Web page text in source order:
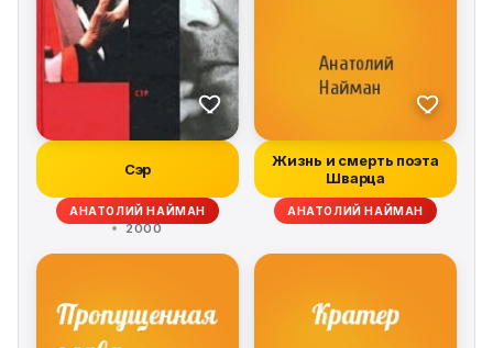
Сэр
АНАТОЛИЙ НАЙМАН
2000
Жизнь и смерть поэта
Шварца
АНАТОЛИЙ НАЙМАН